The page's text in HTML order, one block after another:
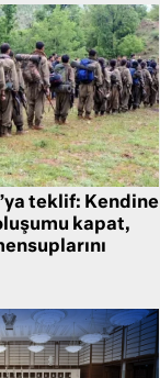
teklif: Kendine
kapat,